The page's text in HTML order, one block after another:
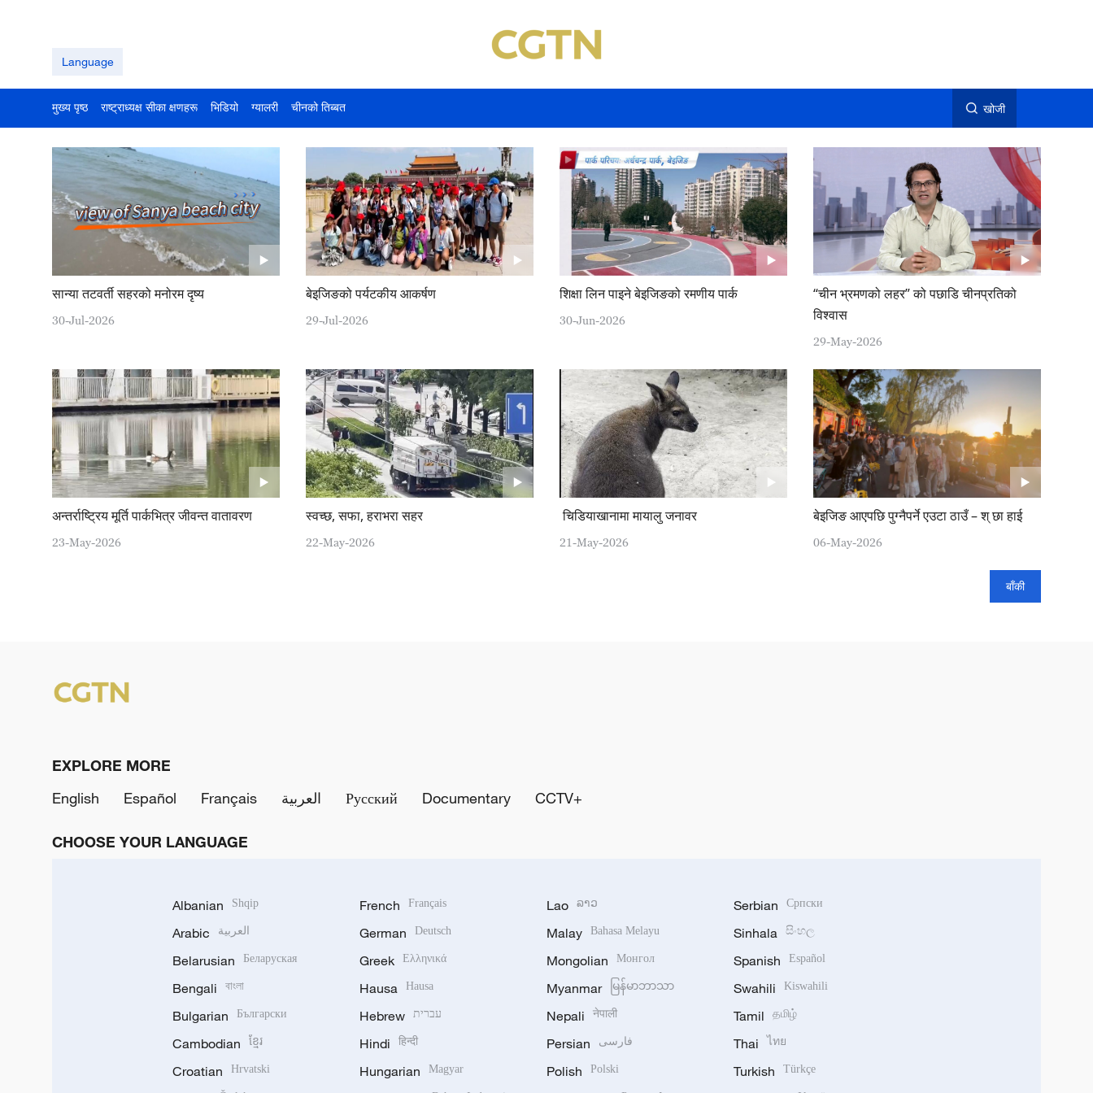
Language
मुख्य पृष्ठ राष्ट्राध्यक्ष सीका क्षणहरू भिडियो ग्यालरी चीनको तिब्बत खोजी
सान्या तटवर्ती सहरको मनोरम दृष्य
30-Jul-2026
बेइजिङको पर्यटकीय आकर्षण
29-Jul-2026
शिक्षा लिन पाइने बेइजिङको रमणीय पार्क
30-Jun-2026
“चीन भ्रमणको लहर” को पछाडि चीनप्रतिको
विश्वास
29-May-2026
अन्तर्राष्ट्रिय मूर्ति पार्कभित्र जीवन्त वातावरण
23-May-2026
स्वच्छ, सफा, हराभरा सहर
22-May-2026
चिडियाखानामा मायालु जनावर
21-May-2026
बेइजिङ आएपछि पुग्नैपर्ने एउटा ठाउँ – श् छा हाई
06-May-2026
बाँकी
EXPLORE MORE
English
Español Français العربية Русский Documentary CCTV+
CHOOSE YOUR LANGUAGE
Albanian Shqip
Arabic العربية
Belarusian Беларуская
Bengali বাংলা
Bulgarian Български
Cambodian ខ្មែរ
Croatian Hrvatski
French Français
German Deutsch
Greek Ελληνικά
Hausa Hausa
Hebrew עברית
Hindi हिन्दी
Hungarian Magyar
Lao ລາວ
Malay Bahasa Melayu
Mongolian Монгол
Myanmar မြန်မာဘာသာ
Nepali नेपाली
Persian فارسی
Polish Polski
Serbian Српски
Sinhala සිංහල
Spanish Español
Swahili Kiswahili
Tamil தமிழ்
Thai ไทย
Turkish Türkçe